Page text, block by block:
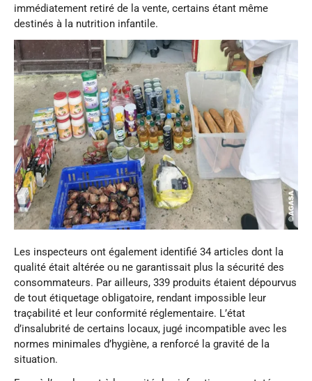
immédiatement retiré de la vente, certains étant même
destinés à la nutrition infantile.
Les inspecteurs ont également identifié 34 articles dont la
qualité était altérée ou ne garantissait plus la sécurité des
consommateurs. Par ailleurs, 339 produits étaient dépourvus
de tout étiquetage obligatoire, rendant impossible leur
traçabilité et leur conformité réglementaire. L’état
d’insalubrité de certains locaux, jugé incompatible avec les
normes minimales d’hygiène, a renforcé la gravité de la
situation.